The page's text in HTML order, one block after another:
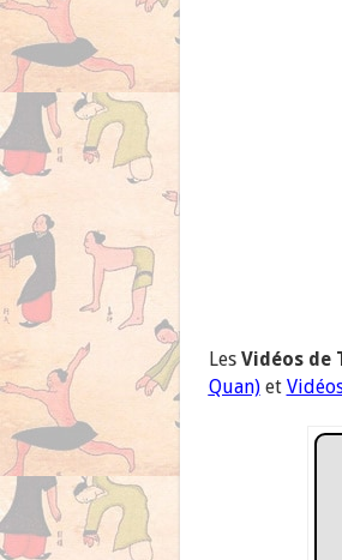
Les Vidéos de
Quan)et